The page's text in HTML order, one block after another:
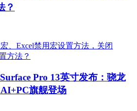
？
Pro 13英寸发布：骁龙
旗舰登场